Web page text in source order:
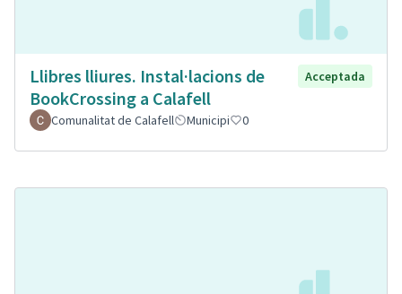
Llibres lliures. Instal·lacions de
BookCrossing a Calafell
Acceptada
Comunalitat de Calafell Municipi 0